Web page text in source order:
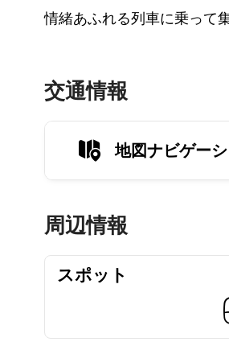
情緒あふれる列車に乗って
交通情報
地図ナビゲー
周辺情報
スポット